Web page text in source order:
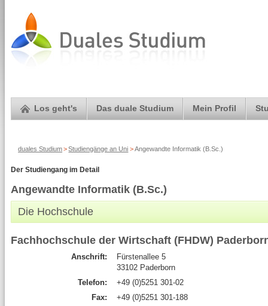
Los geht's Das duale Studium Mein Profil
duales Studium> Studiengänge an Uni >Angewandte Informatik (B.Sc.)
Der Studiengang im Detail
Angewandte Informatik (B.Sc.)
Die Hochschule
Fachhochschule der Wirtschaft (FHDW)
Anschrift:
Fürstenallee 5
33102 Paderborn
Telefon:
+49 (0)5251 301-02
Fax:
+49 (0)5251 301-188